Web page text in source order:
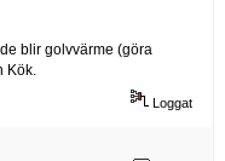
blir golvvärme (göra
Kök.
Loggat